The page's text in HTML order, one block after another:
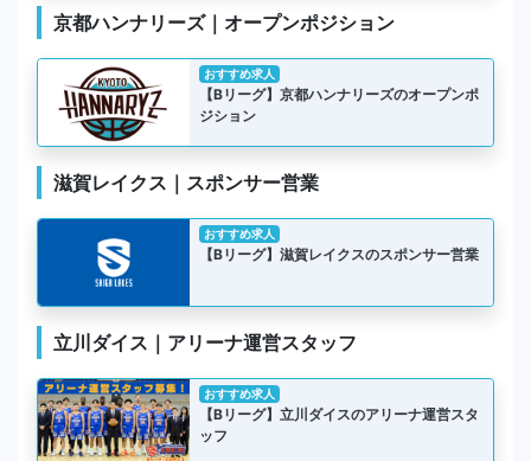
京都ハンナリーズ｜オープンポジション
おすすめ求人
【Bリーグ】京都ハンナリーズのオープンポ
ジション
滋賀レイクス｜スポンサー営業
おすすめ求人
【Bリーグ】滋賀レイクスのスポンサー営業
立川ダイス｜アリーナ運営スタッフ
おすすめ求人
【Bリーグ】立川ダイスのアリーナ運営スタ
ッフ